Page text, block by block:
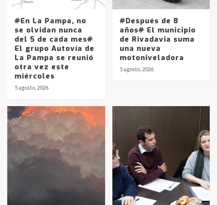
#En La Pampa, no
se olvidan nunca
del 5 de cada mes#
El grupo Autovía de
La Pampa se reunió
otra vez este
miércoles
5 agosto, 2026
#Después de 8
años# El municipio
de Rivadavia suma
una nueva
motoniveladora
5 agosto, 2026